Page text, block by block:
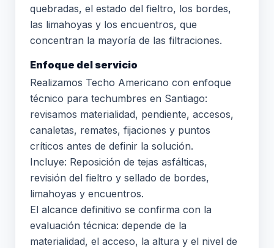
quebradas, el estado del fieltro, los bordes,
las limahoyas y los encuentros, que
concentran la mayoría de las filtraciones.
Enfoque del servicio
Realizamos Techo Americano con enfoque
técnico para techumbres en Santiago:
revisamos materialidad, pendiente, accesos,
canaletas, remates, fijaciones y puntos
críticos antes de definir la solución.
Incluye: Reposición de tejas asfálticas,
revisión del fieltro y sellado de bordes,
limahoyas y encuentros.
El alcance definitivo se confirma con la
evaluación técnica: depende de la
materialidad, el acceso, la altura y el nivel de